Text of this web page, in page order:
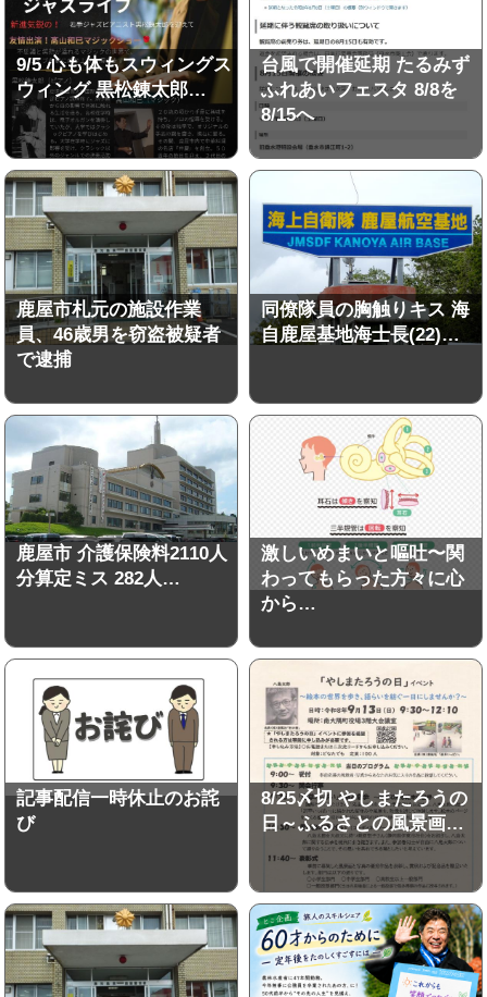
9/5 心も体もスウィングス
ウィング 黒松錬太郎…
台風で開催延期 たるみず
ふれあいフェスタ 8/8を
8/15へ
鹿屋市札元の施設作業
員、46歳男を窃盗被疑者
で逮捕
同僚隊員の胸触りキス 海
自鹿屋基地海士長(22)…
鹿屋市 介護保険料2110人
分算定ミス 282人…
激しいめまいと嘔吐〜関
わってもらった方々に心
から…
記事配信一時休止のお詫
び
8/25〆切 やしまたろうの
日～ふるさとの風景画…